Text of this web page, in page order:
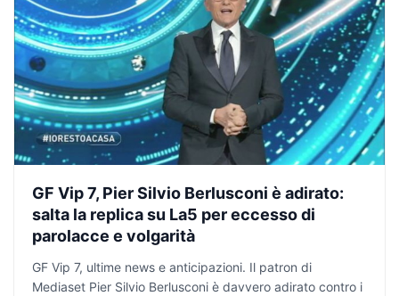
GF Vip 7, Pier Silvio Berlusconi è adirato:
salta la replica su La5 per eccesso di
parolacce e volgarità
GF Vip 7, ultime news e anticipazioni. Il patron di
Mediaset Pier Silvio Berlusconi è davvero adirato contro i